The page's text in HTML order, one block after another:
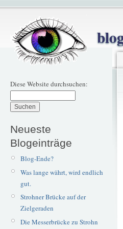
Diese Website durchsuchen:
Neueste
Blogeinträge
Blog-Ende?
Was lange währt, wird endlich
gut.
Strohner Brücke auf der
Zielgeraden
Die Messerbrücke zu Strohn